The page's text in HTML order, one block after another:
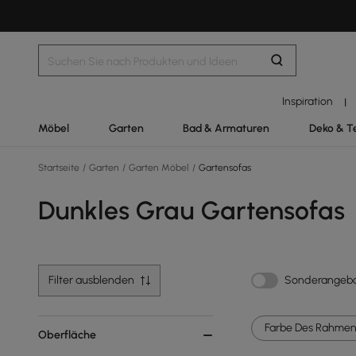
Inspiration |
Möbel Garten Bad & Armaturen Deko &
Startseite / Garten / Garten Möbel / Gartensofas
Dunkles Grau Gartensofas
Filter ausblenden
Oberfläche
Farbe Des